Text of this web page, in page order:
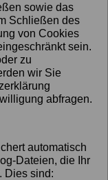
sowie das
Schließen des
von Cookies
sein.
zu
wir Sie
abfragen.
automatisch
Dateien, die Ihr
Dies sind: